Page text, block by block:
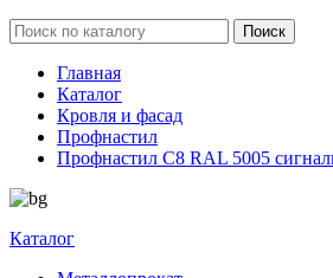
Главная
Каталог
Кровля и фасад
Профнастил
Профнастил С8 RAL 5005
Каталог